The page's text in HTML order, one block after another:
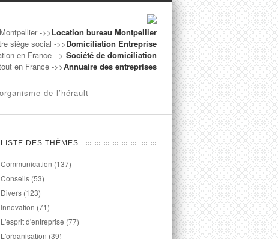
->>Location bureau Montpellier
siège social ->>Domiciliation Entreprise
en France --> Société de domiciliation
en France ->>Annuaire des entreprises
de l’hérault
LISTE DES THÈMES
Communication (137)
Conseils (53)
Divers (123)
Innovation (71)
L'esprit d'entreprise (77)
L'organisation (39)